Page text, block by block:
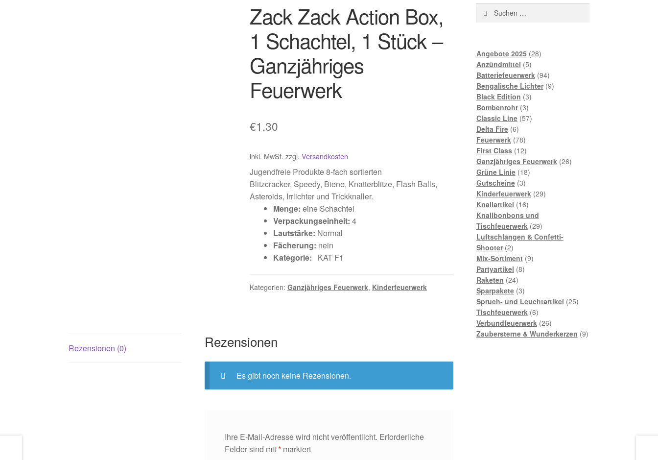
Zack Zack Action Box,
1 Schachtel, 1 Stück –
Ganzjähriges
Feuerwerk
€1.30
inkl. MwSt. zzgl.Versandkosten
Jugendfreie Produkte 8-fach sortierten
Blitzcracker, Speedy, Biene, Knatterblitze, Flash Balls,
Asteroids, Irrlichter und Trickknaller.
Menge: eine Schachtel
Verpackungseinheit: 4
Lautstärke: Normal
Fächerung: nein
Kategorie:
KAT F1
Kategorien:Ganzjähriges Feuerwerk, Kinderfeuerwerk
Rezensionen (0) Rezensionen
Es gibt noch keine Rezensionen.
Ihre E-Mail-Adresse wird nicht veröffentlicht. Erforderliche
Felder sind mit* markiert
Suchen
nach:
Angebote 2025 2828
Anzündmittel 55
Produkte
Batteriefeuerwerk 9494
Produkte
Bengalische Lichter 99
Black Edition 33
Bombenrohr 33
Produkte
Classic Line 5757
Delta Fire 66
Produkte
Feuerwerk 7878
Produkte
First Class 1212
Produkte
Ganzjähriges Feuerwerk 2626
Grüne Linie 1818
Gutscheine 33
Produkte
Kinderfeuerwerk 2929
Knallartikel 1616
Produkte
Knallbonbons und
Tischfeuerwerk 2929
Produkte
Luftschlangen & Confetti-
Shooter 22
Produkte
Mix-Sortiment 99
Partyartikel 88
Raketen 2424
Produkte
Sparpakete 33
Produkte
Sprueh- und Leuchtartikel 2525
Tischfeuerwerk 66
Produkte
Verbundfeuerwerk 2626
Produkte
Zaubersterne & Wunderkerzen 99